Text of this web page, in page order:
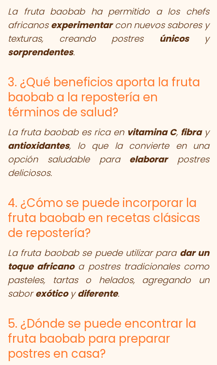
La fruta baobab ha permitido a los chefs
africanos experimentarcon nuevos sabores y
texturas, creando postres únicosy
sorprendentes.
3. ¿Qué beneficios aporta la fruta
baobab a la repostería en
términos de salud?
La fruta baobab es rica en vitamina C, fibray
antioxidantes, lo que la convierte en una
opción saludable para elaborarpostres
deliciosos.
4. ¿Cómo se puede incorporar la
fruta baobab en recetas clásicas
de repostería?
La fruta baobab se puede utilizar para dar un
toque africanoa postres tradicionales como
pasteles, tartas o helados, agregando un
saborexóticoydiferente.
5. ¿Dónde se puede encontrar la
fruta baobab para preparar
postres en casa?